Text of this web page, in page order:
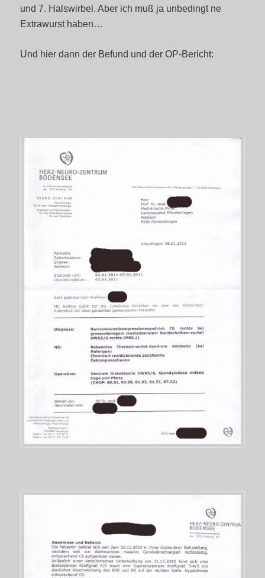
und 7. Halswirbel. Aber ich muß ja unbedingt ne
Extrawurst haben…
Und hier dann der Befund und der OP-Bericht: